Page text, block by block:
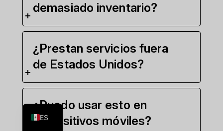
demasiado inventario?
¿Prestan servicios fuera
de Estados Unidos?
¿Puedo usar esto en
dispositivos móviles?
ES
EN
FR